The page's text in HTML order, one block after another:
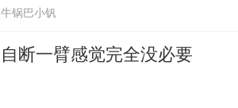
牛锅巴小钒
自断一臂感觉完全没必要